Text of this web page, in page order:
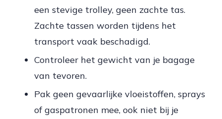
een stevige trolley, geen zachte tas.
Zachte tassen worden tijdens het
transport vaak beschadigd.
Controleer het gewicht van je bagage
van tevoren.
Pak geen gevaarlijke vloeistoffen, sprays
of gaspatronen mee, ook niet bij je